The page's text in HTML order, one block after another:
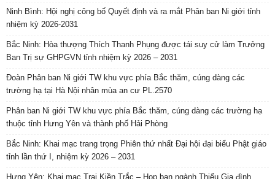
Ninh Bình: Hội nghị công bố Quyết định và ra mắt Phân ban Ni giới tỉnh
nhiệm kỳ 2026-2031
Bắc Ninh: Hòa thượng Thích Thanh Phụng được tái suy cử làm Trưởng
Ban Trị sự GHPGVN tỉnh nhiệm kỳ 2026 – 2031
Đoàn Phân ban Ni giới TW khu vực phía Bắc thăm, cúng dàng các
trường hạ tại Hà Nội nhân mùa an cư PL.2570
Phân ban Ni giới TW khu vực phía Bắc thăm, cúng dàng các trường hạ
thuộc tỉnh Hưng Yên và thành phố Hải Phòng
Bắc Ninh: Khai mạc trang trọng Phiên thứ nhất Đại hội đại biểu Phật giáo
tỉnh lần thứ I, nhiệm kỳ 2026 – 2031
Hưng Yên: Khai mạc Trại Kiền Trắc – Họp bạn ngành Thiếu Gia đình